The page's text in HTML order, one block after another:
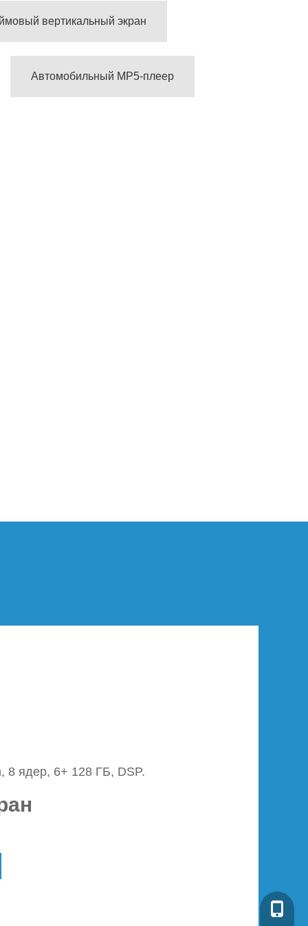
вертикальный экран
Автомобильный MP5-плеер
8 ядер, 6+ 128 ГБ, DSP.
+86-